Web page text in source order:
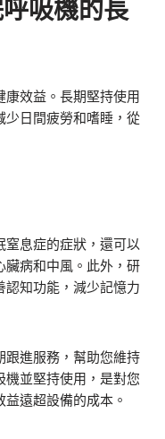
吸機的長
效益。長期堅持使用
少日間疲勞和嗜睡，從
窒息症的症狀，還可以
臟病和中風。此外，研
認知功能，減少記憶力
跟進服務，幫助您維持
機並堅持使用，是對您
遠超設備的成本。